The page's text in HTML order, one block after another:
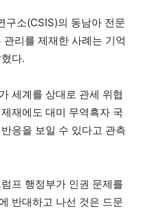
구소(CSIS)의 동남아 전문
리를 제재한 사례는 기억
다.
세계를 상대로 관세 위협
재에도 대미 무역흑자 국
응을 보일 수 있다고 관측
프 행정부가 인권 문제를
반대하고 나선 것은 드문